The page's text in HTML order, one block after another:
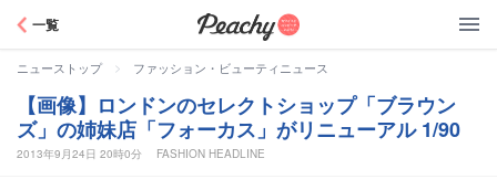
一覧
ニューストップ > ファッション・ビューティニュース
【画像】ロンドンのセレクトショップ「ブラウン
ズ」の姉妹店「フォーカス」がリニューアル 1/90
2013年9月24日 20時0分 FASHION HEADLINE